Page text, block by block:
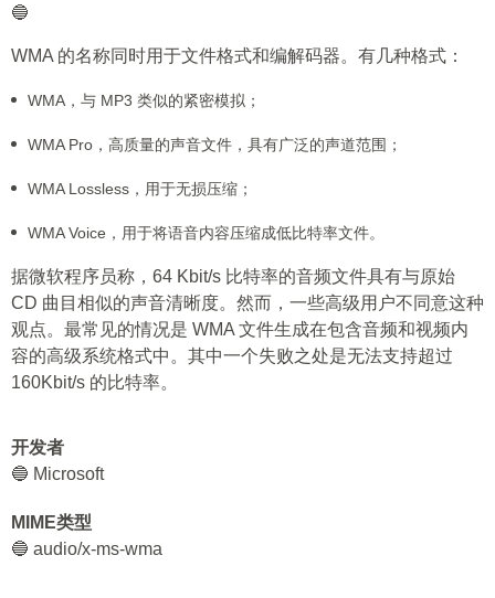
🔵
WMA 的名称同时用于文件格式和编解码器。有几种格式：
WMA，与 MP3 类似的紧密模拟；
WMA Pro，高质量的声音文件，具有广泛的声道范围；
WMA Lossless，用于无损压缩；
WMA Voice，用于将语音内容压缩成低比特率文件。
据微软程序员称，64 Kbit/s 比特率的音频文件具有与原始
CD 曲目相似的声音清晰度。然而，一些高级用户不同意这种
观点。最常见的情况是 WMA 文件生成在包含音频和视频内
容的高级系统格式中。其中一个失败之处是无法支持超过
160Kbit/s 的比特率。
开发者
🔵 Microsoft
MIME类型
🔵 audio/x-ms-wma